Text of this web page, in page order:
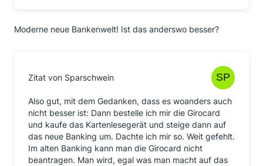
Moderne neue Bankenwelt! Ist das anderswo besser?
Zitat von Sparschwein
Also gut, mit dem Gedanken, dass es woanders auch
nicht besser ist: Dann bestelle ich mir die Girocard
und kaufe das Kartenlesegerät und steige dann auf
das neue Banking um. Dachte ich mir so. Weit gefehlt.
Im alten Banking kann man die Girocard nicht
beantragen. Man wird, egal was man macht auf das